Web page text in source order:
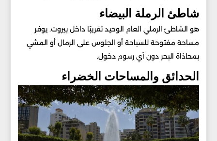
شاطئ الرملة البيضاء
هو الشاطئ الرملي العام الوحيد تقريبًا داخل بيروت. يوفر
مساحة مفتوحة للسباحة أو الجلوس على الرمال أو المشي
بمحاذاة البحر دون أي رسوم دخول.
الحدائق والمساحات الخضراء